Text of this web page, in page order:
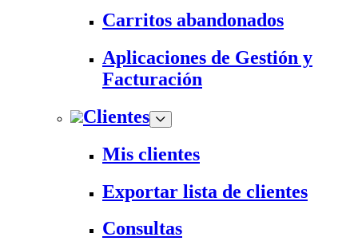
Carritos abandonados
Aplicaciones de Gestión y
Facturación
Clientes
Mis clientes
Exportar lista de clientes
Consultas